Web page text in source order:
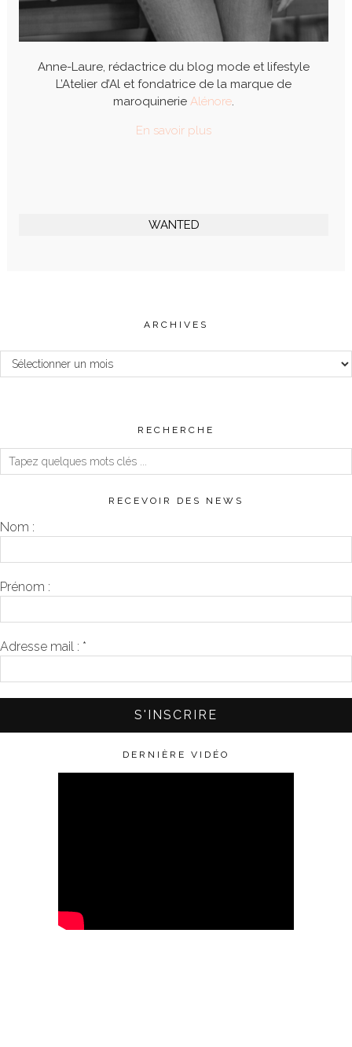
Anne-Laure, rédactrice du blog mode et lifestyle
L’Atelier d’Al et fondatrice de la marque de
maroquinerie Alénore.
En savoir plus
WANTED
ARCHIVES
Archives
RECHERCHE
RECEVOIR DES NEWS
Nom :
Prénom :
Adresse mail : *
DERNIÈRE VIDÉO